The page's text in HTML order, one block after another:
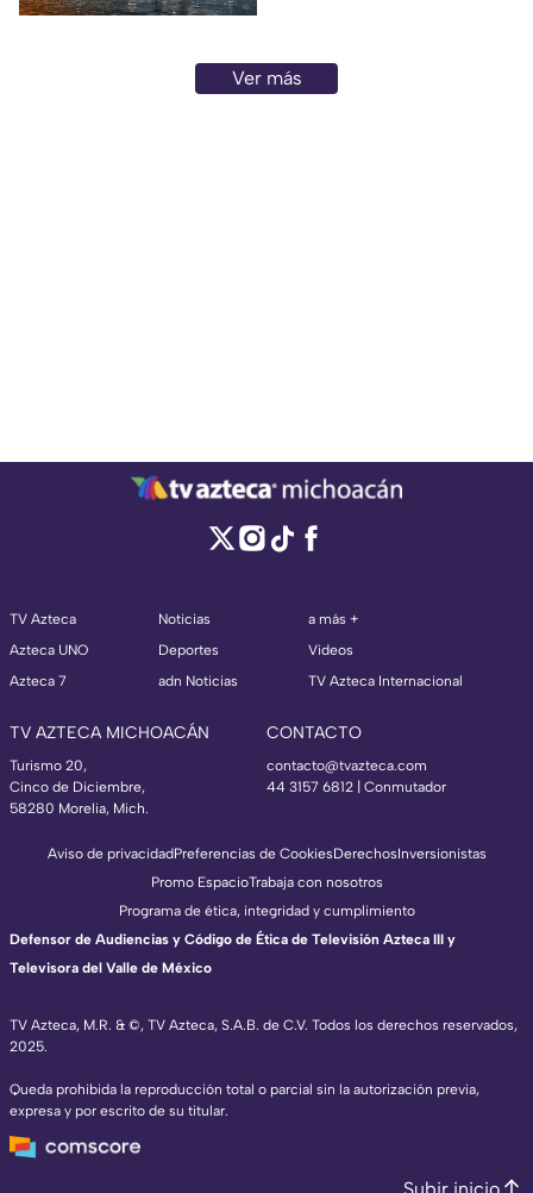
Ver más
TV Azteca
Azteca UNO
Azteca 7
Noticias
Deportes
adn Noticias
a más +
Videos
TV Azteca Internacional
TV AZTECA MICHOACÁN
Turismo 20,
Cinco de Diciembre,
58280 Morelia, Mich.
CONTACTO
contacto@tvazteca.com
44 3157 6812 | Conmutador
TV Azteca, M.R. & ©, TV Azteca, S.A.B. de C.V. Todos los derechos reservados,
2025.
Queda prohibida la reproducción total o parcial sin la autorización previa,
expresa y por escrito de su titular.
Aviso de privacidadPreferencias de CookiesDerechosInversionistas
Promo EspacioTrabaja con nosotros
Programa de ética, integridad y cumplimiento
Defensor de Audiencias y Código de Ética de Televisión Azteca III y
Televisora del Valle de México
Subir inicio